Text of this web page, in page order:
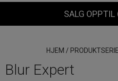
SALG OPPTIL
HJEM /
Blur Expert